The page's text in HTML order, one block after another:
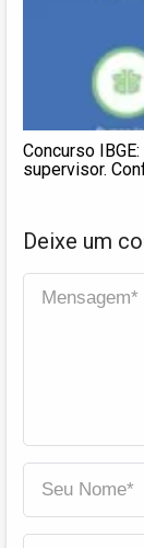
Concurso
supervisor.
Deixe um